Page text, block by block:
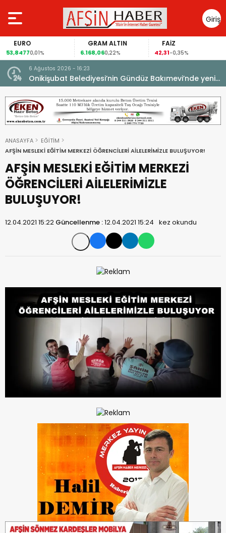
Giriş
Yap
EURO
53,84770,01%
GRAM ALTIN
6.168,060,22%
FAİZ
42,31-0,35%
6 Ağustos 2026 - 16:23
Onikişubat Belediyesi’nin Gündüz Bakımevi’nde yeni
dönemin ön kayıtları başladı.
ANASAYFA
EĞİTİM
AFŞİN MESLEKİ EĞİTİM MERKEZİ ÖĞRENCİLERİ AİLELERİMİZLE BULUŞUYOR!
AFŞİN MESLEKİ EĞİTİM MERKEZİ
ÖĞRENCİLERİ AİLELERİMİZLE
BULUŞUYOR!
12.04.2021 15:22 Güncellenme :12.04.2021 15:24 kez okundu